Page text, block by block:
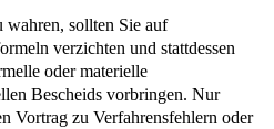
wahren, sollten Sie auf
verzichten und stattdessen
oder materielle
Bescheids vorbringen. Nur
Vortrag zu Verfahrensfehlern oder